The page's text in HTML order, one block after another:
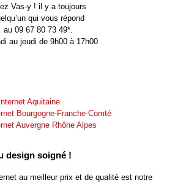
Vas-y ! il y a toujours
qui vous répond
au 09 67 80 73 49*.
au jeudi de 9h00 à 17h00
Aquitaine
Bourgogne-Franche-Comté
Auvergne Rhône Alpes
design soigné !
au meilleur prix et de qualité est notre